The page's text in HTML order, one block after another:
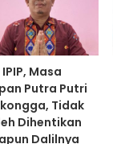
IPIP, Masa
Putra Putri
Tidak
Dihentikan
Dalilnya